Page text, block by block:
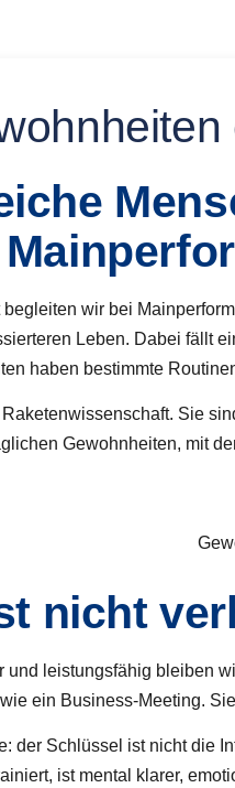
wir bei
Leben. Dabei fällt
haben bestimmte
Sie
Gewohnheiten, mit
nicht
und leistungsfähig bleiben
ein Business-Meeting.
der Schlüssel ist nicht die
ist mental klarer,